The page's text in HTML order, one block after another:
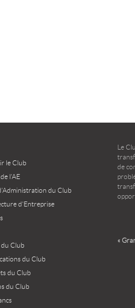
le Club
l’AE
du Club
d’Entreprise
du Club
du Club
du Club
du Club
Le
de
«